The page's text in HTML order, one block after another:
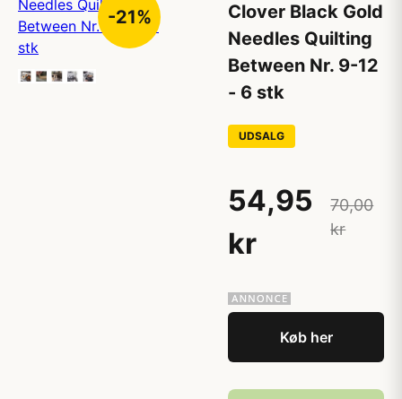
-21%
Clover Black Gold
Needles Quilting
Between Nr. 9-12
- 6 stk
UDSALG
54,95
kr
70,00
kr
Køb her